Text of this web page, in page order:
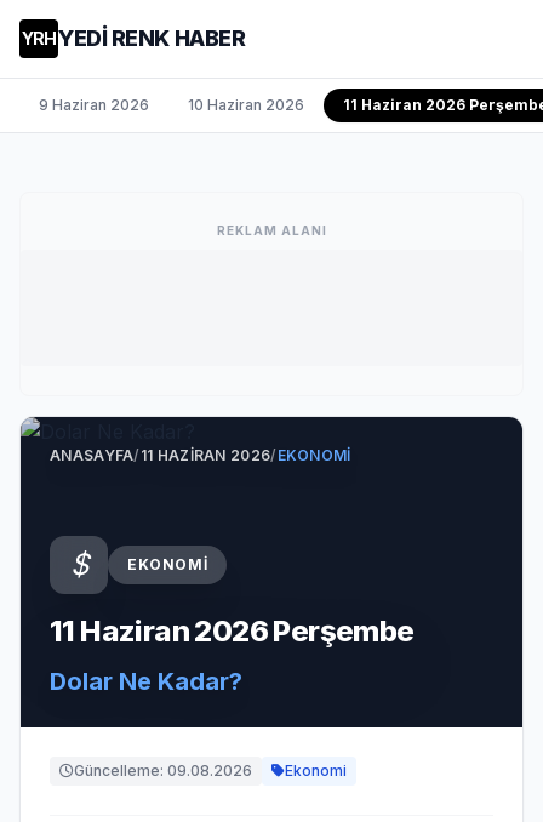
YRHYEDİ RENK HABER
9 Haziran 2026 10 Haziran 2026 11 Haziran 2026
REKLAM ALANI
ANASAYFA/11 HAZIRAN 2026/EKONOMI
EKONOMI
11 Haziran 2026 Perşembe
Dolar Ne Kadar?
Güncelleme: 09.08.2026 Ekonomi